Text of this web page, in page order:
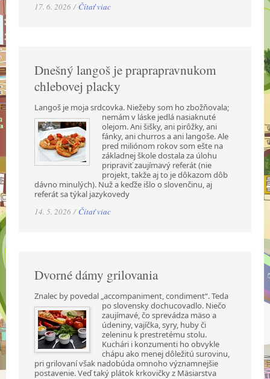
17. 6. 2026 / Čítať viac
Dnešný langoš je praprapravnukom
chlebovej placky
Langoš je moja srdcovka. Niežeby som ho zbožňovala;
nemám v láske jedlá nasiaknuté
olejom. Ani šišky, ani pirôžky, ani
fánky, ani churros a ani langoše. Ale
pred miliónom rokov som ešte na
základnej škole dostala za úlohu
pripraviť zaujímavý referát (nie
projekt, takže aj to je dôkazom dôb
dávno minulých). Nuž a keďže išlo o slovenčinu, aj
referát sa týkal jazykovedy
14. 5. 2026 / Čítať viac
Dvorné dámy grilovania
Znalec by povedal „accompaniment, condiment“. Teda
po slovensky dochucovadlo. Niečo
zaujímavé, čo sprevádza mäso a
údeniny, vajíčka, syry, huby či
zeleninu k prestretému stolu.
Kuchári i konzumenti ho obvykle
chápu ako menej dôležitú surovinu,
pri grilovaní však nadobúda omnoho významnejšie
postavenie. Veď taký plátok krkovičky z Mäsiarstva